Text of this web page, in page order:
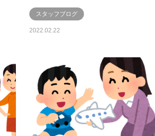
スタッフブログ
2022.02.22